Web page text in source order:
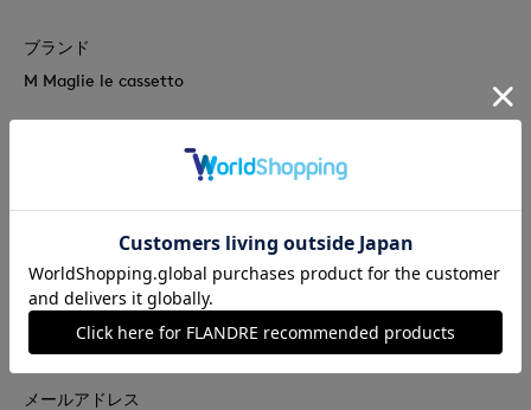
ブランド
M Maglie le cassetto
《M Maglie le cassetto》ラッシュガードレースブルゾン《UVカ
ネイビー
サイズ
07
メールアドレス